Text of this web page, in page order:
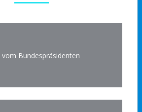
vom Bundespräsidenten